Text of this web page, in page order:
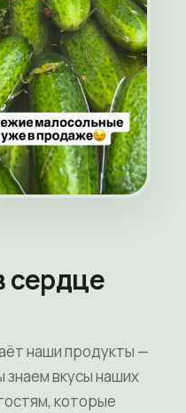
сердце
наши продукты —
вкусы наших
которые